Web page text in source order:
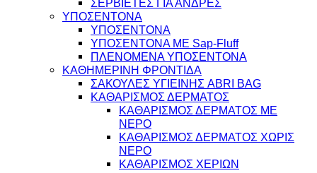
ΣΕΡΒΙΕΤΕΣ ΓΙΑ ΑΝΔΡΕΣ
ΥΠΟΣΕΝΤΟΝΑ
ΥΠΟΣΕΝΤΟΝΑ
ΥΠΟΣΕΝΤΟΝΑ ΜΕ Sap-Fluff
ΠΛΕΝΟΜΕΝΑ ΥΠΟΣΕΝΤΟΝΑ
ΚΑΘΗΜΕΡΙΝΗ ΦΡΟΝΤΙΔΑ
ΣΑΚΟΥΛΕΣ ΥΓΙΕΙΝΗΣ ABRI BAG
ΚΑΘΑΡΙΣΜΟΣ ΔΕΡΜΑΤΟΣ
ΚΑΘΑΡΙΣΜΟΣ ΔΕΡΜΑΤΟΣ ΜΕ
ΝΕΡΟ
ΚΑΘΑΡΙΣΜΟΣ ΔΕΡΜΑΤΟΣ ΧΩΡΙΣ
ΝΕΡΟ
ΚΑΘΑΡΙΣΜΟΣ ΧΕΡΙΩΝ